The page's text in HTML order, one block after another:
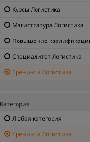
Курсы Логистика
Магистратура Логистика
Повышение
Специалитет Логистика
Тренинги Логистика
Категория
Любая категория
Тренинги Логистика